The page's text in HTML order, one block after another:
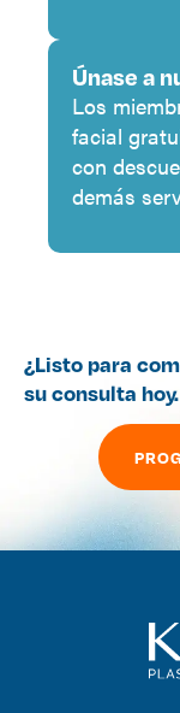
Únase a
Los
facial
con
demás
¿Listo para
su consulta hoy.